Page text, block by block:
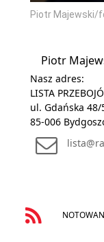
Piotr Majewski/
Piotr
Nasz adres:
LISTA
ul. Gdańska 48/
85-006